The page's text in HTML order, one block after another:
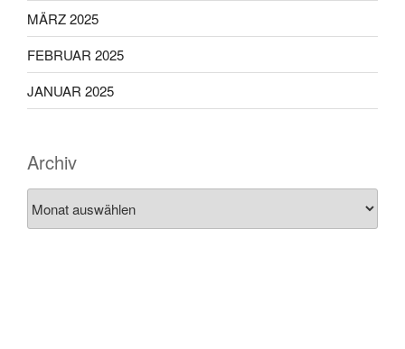
MÄRZ 2025
FEBRUAR 2025
JANUAR 2025
Archiv